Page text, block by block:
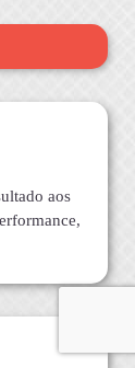
aos